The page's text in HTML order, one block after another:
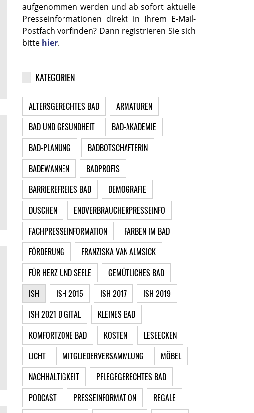
aufgenommen werden und ab sofort aktuelle
Presseinformationen direkt in Ihrem E-Mail-
Postfach vorfinden? Dann registrieren Sie sich
bitte hier.
KATEGORIEN
ALTERSGERECHTES BAD
ARMATUREN
BAD UND GESUNDHEIT
BAD-AKADEMIE
BAD-PLANUNG
BADBOTSCHAFTERIN
BADEWANNEN
BADPROFIS
BARRIEREFREIES BAD
DEMOGRAFIE
DUSCHEN
ENDVERBRAUCHERPRESSEINFO
FACHPRESSEINFORMATION
FARBEN IM BAD
FÖRDERUNG
FRANZISKA VAN ALMSICK
FÜR HERZ UND SEELE
GEMÜTLICHES BAD
ISH
ISH 2015 ISH 2017
ISH 2019
ISH 2021 DIGITAL
KLEINES BAD
KOMFORTZONE BAD
KOSTEN
LESEECKEN
LICHT
MITGLIEDERVERSAMMLUNG
MÖBEL
NACHHALTIGKEIT
PFLEGEGERECHTES BAD
PODCAST
PRESSEINFORMATION
REGALE